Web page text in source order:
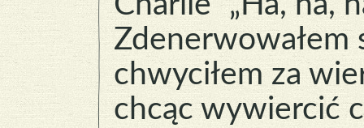
Zdenerwowałem
chwyciłem za
chcąc wywiercić